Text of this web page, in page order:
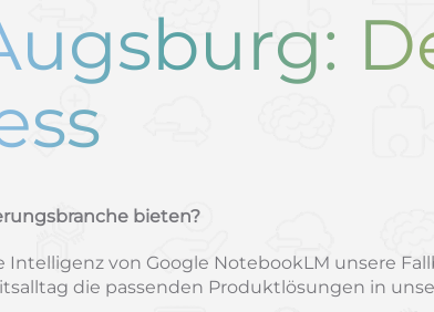
bieten?
von Google NotebookLM unsere
die passenden Produktlösungen in